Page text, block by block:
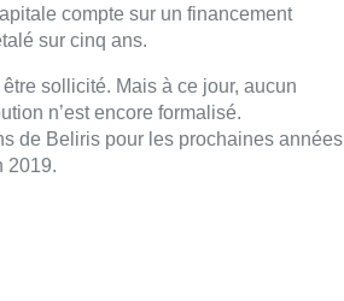
compte sur un financement
sur cinq ans.
sollicité. Mais à ce jour, aucun
n’est encore formalisé.
de Beliris pour les prochaines années
2019.